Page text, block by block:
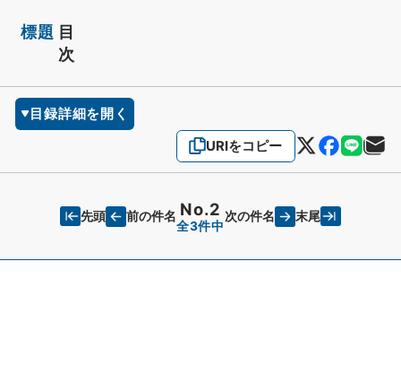
標題 目
次
目録詳細を開く
URIをコピー
先頭 前の件名 No.2
全3件中
次の件名 末尾